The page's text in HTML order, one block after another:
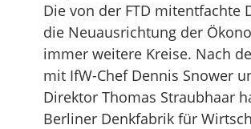
Die von der FTD mitentfachte
die Neuausrichtung der
immer weitere Kreise. Nach
mit IfW-Chef Dennis Snower
Direktor Thomas Straubhaar
Berliner Denkfabrik für